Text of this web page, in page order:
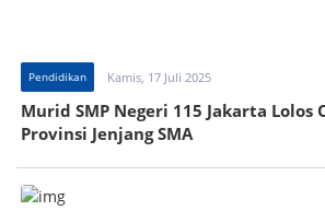
Pendidikan Kamis, 17 Juli 2025
Murid SMP Negeri 115 Jakarta Lolos
Provinsi Jenjang SMA